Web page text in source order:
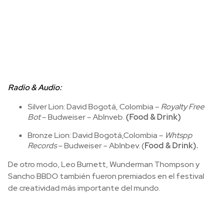
Radio & Audio:
Silver Lion: David Bogotá, Colombia – Royalty Free
Bot– Budweiser – AbInveb. (Food & Drink)
Bronze Lion: David Bogotá,Colombia – Whtspp
Records– Budweiser – AbInbev. (Food & Drink).
De otro modo, Leo Burnett, Wunderman Thompson y
Sancho BBDO también fueron premiados en el festival
de creatividad más importante del mundo.